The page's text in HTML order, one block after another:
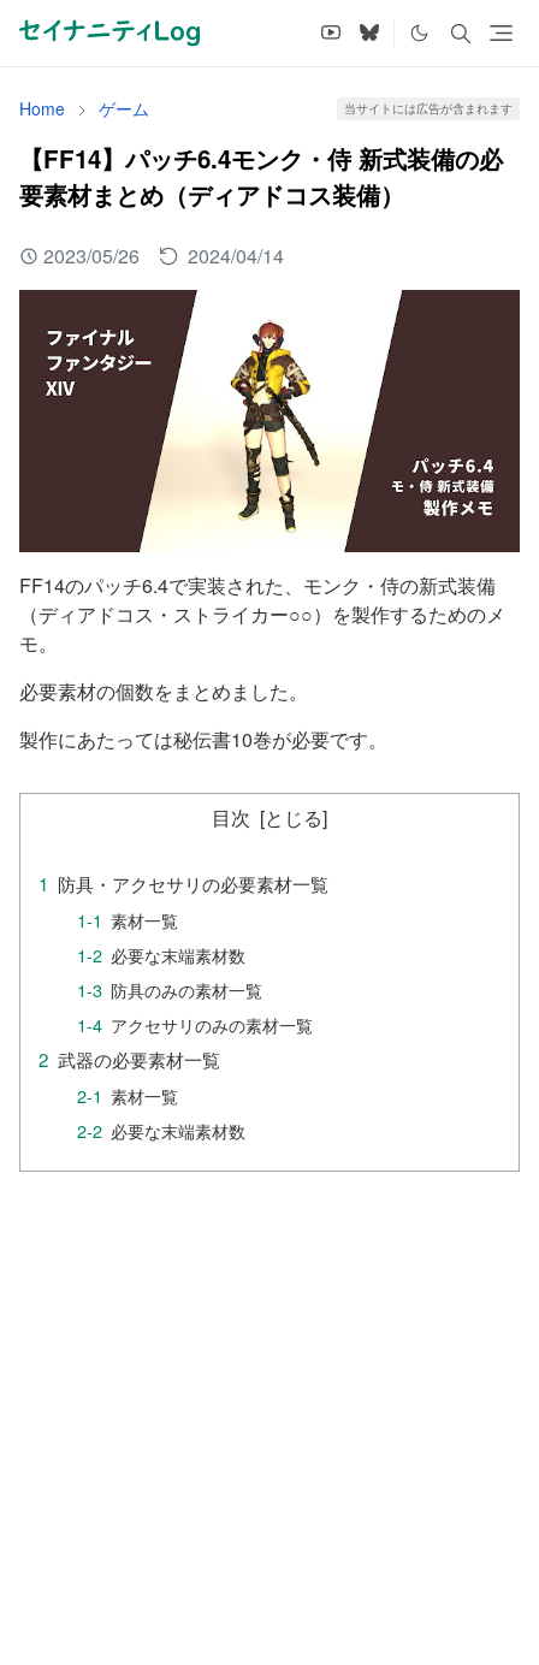
Home ゲーム 当サイトには広告が含まれます
【FF14】パッチ6.4モンク・侍 新式装備の必
要素材まとめ（ディアドコス装備）
2023/05/26 2024/04/14
FF14のパッチ6.4で実装された、モンク・侍の新式装備
（ディアドコス・ストライカー○○）を製作するためのメ
モ。
必要素材の個数をまとめました。
製作にあたっては秘伝書10巻が必要です。
目次
防具・アクセサリの必要素材一覧
素材一覧
必要な末端素材数
防具のみの素材一覧
アクセサリのみの素材一覧
武器の必要素材一覧
素材一覧
必要な末端素材数